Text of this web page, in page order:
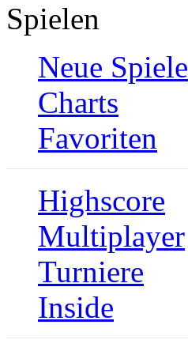
Spielen
Neue Spiele
Charts
Favoriten
Highscore
Multiplayer
Turniere
Inside